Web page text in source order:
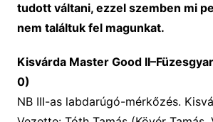
tudott váltani, ezzel szemben mi
nem találtuk fel magunkat.
Kisvárda Master Good
0)
NB III-as labdarúgó-mérkőzés.